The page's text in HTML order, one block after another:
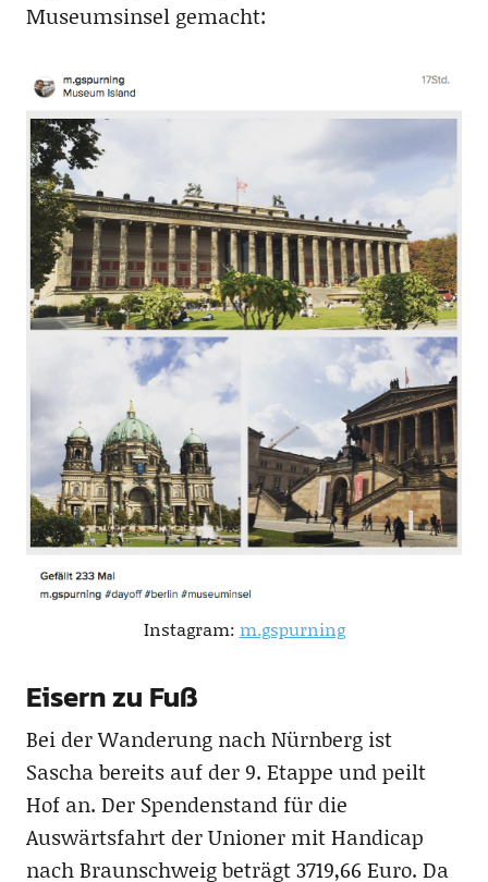
Museumsinsel gemacht:
Instagram: m.gspurning
Eisern zu Fuß
Bei der Wanderung nach Nürnberg ist
Sascha bereits auf der 9. Etappe und peilt
Hof an. Der Spendenstand für die
Auswärtsfahrt der Unioner mit Handicap
nach Braunschweig beträgt 3719,66 Euro. Da